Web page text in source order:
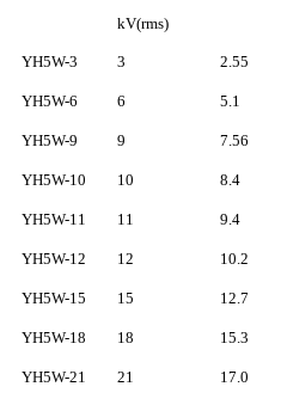
kV(rms)
YH5W-3 3 2.55
YH5W-6 6 5.1
YH5W-9 9 7.56
YH5W-10 10 8.4
YH5W-11 11 9.4
YH5W-12 12 10.2
YH5W-15 15 12.7
YH5W-18 18 15.3
YH5W-21 21 17.0